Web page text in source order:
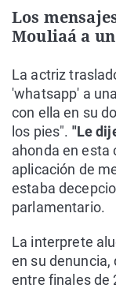
Los
Mouliaá a
La actriz
'whatsapp' a
con ella en su
los pies". "Le
ahonda en esta
aplicación de
estaba
parlamentario.
La interprete
en su
entre finales de